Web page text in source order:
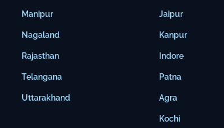
Manipur
Nagaland
Rajasthan
Telangana
Uttarakhand
Jaipur
Kanpur
Indore
Patna
Agra
Kochi